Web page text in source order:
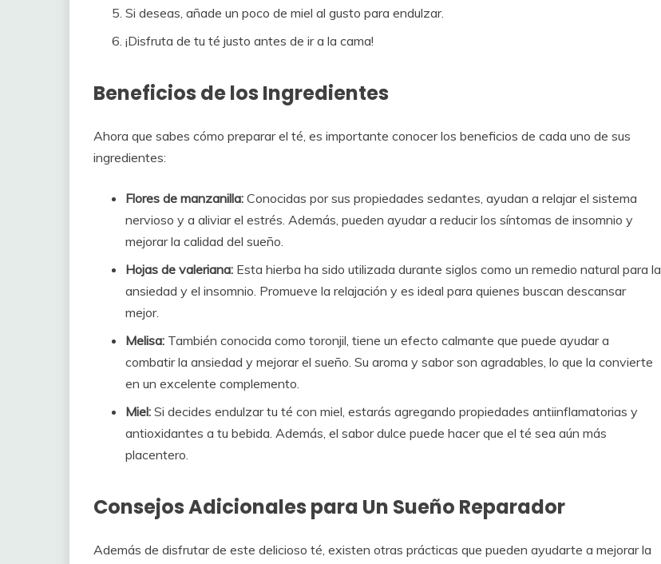
Si deseas, añade un poco de miel al gusto para endulzar.
¡Disfruta de tu té justo antes de ir a la cama!
Beneficios de los Ingredientes
Ahora que sabes cómo preparar el té, es importante conocer los beneficios de cada uno de sus
ingredientes:
Flores de manzanilla: Conocidas por sus propiedades sedantes, ayudan a relajar el sistema
nervioso y a aliviar el estrés. Además, pueden ayudar a reducir los síntomas de insomnio y
mejorar la calidad del sueño.
Hojas de valeriana: Esta hierba ha sido utilizada durante siglos como un remedio natural para la
ansiedad y el insomnio. Promueve la relajación y es ideal para quienes buscan descansar
mejor.
Melisa: También conocida como toronjil, tiene un efecto calmante que puede ayudar a
combatir la ansiedad y mejorar el sueño. Su aroma y sabor son agradables, lo que la convierte
en un excelente complemento.
Miel: Si decides endulzar tu té con miel, estarás agregando propiedades antiinflamatorias y
antioxidantes a tu bebida. Además, el sabor dulce puede hacer que el té sea aún más
placentero.
Consejos Adicionales para Un Sueño Reparador
Además de disfrutar de este delicioso té, existen otras prácticas que pueden ayudarte a mejorar la